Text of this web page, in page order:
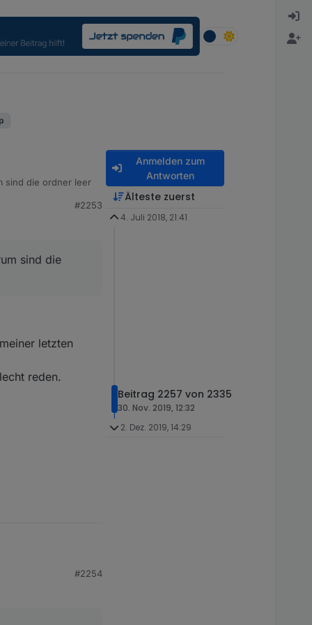
sind die ordner leer
nodejs,
#2253
sind die
letzten
reden.
die ordner leer
#2254
Anmelden zum
Antworten
Älteste zuerst
4. Juli 2018, 21:41
Beitrag 2257 von 2335
30. Nov. 2019, 12:32
2. Dez. 2019, 14:29